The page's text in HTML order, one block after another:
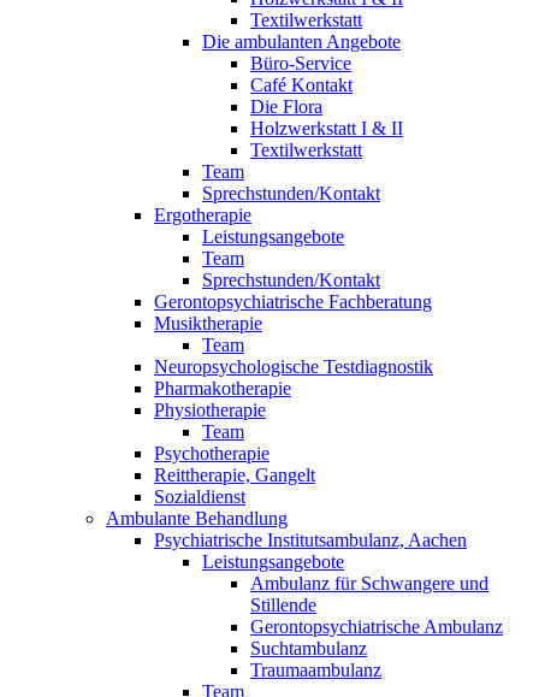
Textilwerkstatt
Die ambulanten Angebote
Büro-Service
Café Kontakt
Die Flora
Holzwerkstatt I & II
Textilwerkstatt
Team
Sprechstunden/Kontakt
Ergotherapie
Leistungsangebote
Team
Sprechstunden/Kontakt
Gerontopsychiatrische Fachberatung
Musiktherapie
Team
Neuropsychologische Testdiagnostik
Pharmakotherapie
Physiotherapie
Team
Psychotherapie
Reittherapie, Gangelt
Sozialdienst
Ambulante Behandlung
Psychiatrische Institutsambulanz, Aachen
Leistungsangebote
Ambulanz für Schwangere und
Stillende
Gerontopsychiatrische Ambulanz
Suchtambulanz
Traumaambulanz
Team